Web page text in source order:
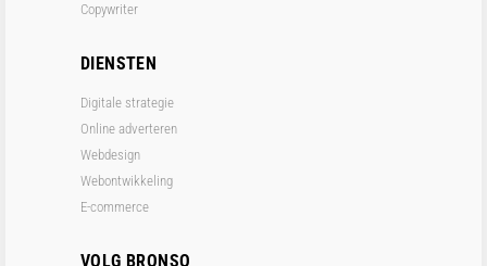
Copywriter
DIENSTEN
Digitale strategie
Online adverteren
Webdesign
Webontwikkeling
E-commerce
VOLG BRONSO